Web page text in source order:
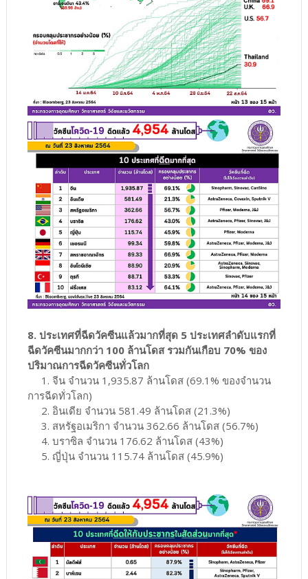
8. ประเทศที่ฉีดวัคซีนแล้วมากที่สุด 5 ประเทศลำดับแรกที่
ฉีดวัคซีนมากกว่า 100 ล้านโดส รวมกันเกือบ 70% ของ
ปริมาณการฉีดวัคซีนทั่วโลก
1. จีน จำนวน 1,935.87 ล้านโดส (69.1% ของจำนวน
การฉีดทั่วโลก)
2. อินเดีย จำนวน 581.49 ล้านโดส (21.3%)
3. สหรัฐอเมริกา จำนวน 362.66 ล้านโดส (56.7%)
4. บราซิล จำนวน 176.62 ล้านโดส (43%)
5. ญี่ปุ่น จำนวน 115.74 ล้านโดส (45.9%)